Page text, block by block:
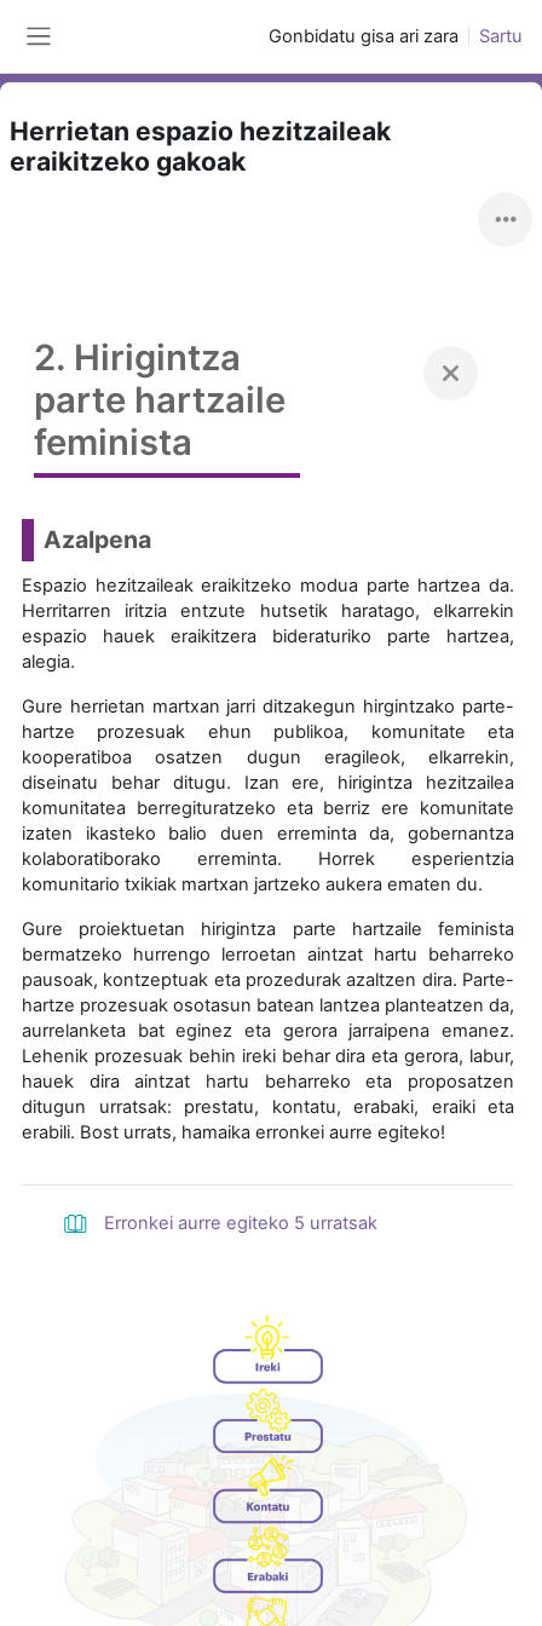
Gonbidatu gisa ari zara Sartu
Herrietan espazio hezitzaileak
eraikitzeko gakoak
2. Hirigintza
parte hartzaile
feminista
Azalpena
Espazio hezitzaileak eraikitzeko modua parte hartzea da.
Herritarren iritzia entzute hutsetik haratago, elkarrekin
espazio hauek eraikitzera bideraturiko parte hartzea,
alegia.
Gure herrietan martxan jarri ditzakegun hirgintzako parte-
hartze prozesuak ehun publikoa, komunitate eta
kooperatiboa osatzen dugun eragileok, elkarrekin,
diseinatu behar ditugu. Izan ere, hirigintza hezitzailea
komunitatea berregituratzeko eta berriz ere komunitate
izaten ikasteko balio duen erreminta da, gobernantza
kolaboratiborako erreminta. Horrek esperientzia
komunitario txikiak martxan jartzeko aukera ematen du.
Gure proiektuetan hirigintza parte hartzaile feminista
bermatzeko hurrengo lerroetan aintzat hartu beharreko
pausoak, kontzeptuak eta prozedurak azaltzen dira. Parte-
hartze prozesuak osotasun batean lantzea planteatzen da,
aurrelanketa bat eginez eta gerora jarraipena emanez.
Lehenik prozesuak behin ireki behar dira eta gerora, labur,
hauek dira aintzat hartu beharreko eta proposatzen
ditugun urratsak: prestatu, kontatu, erabaki, eraiki eta
erabili. Bost urrats, hamaika erronkei aurre egiteko!
Erronkei aurre egiteko 5 urratsak